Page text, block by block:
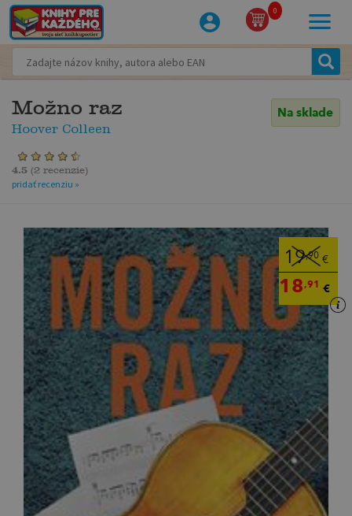
0
Možno raz
Hoover Colleen
Na sklade
4.5 (2 recenzie)
pridať recenziu »
19,90 €
18,91 €